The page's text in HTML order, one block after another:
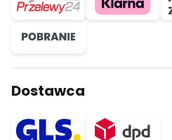
Dostawca